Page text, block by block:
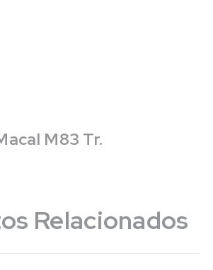
M83 Tr.
Relacionados